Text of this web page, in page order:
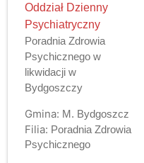
Oddział Dzienny
Psychiatryczny
Poradnia Zdrowia
Psychicznego w
likwidacji w
Bydgoszczy
Gmina: M. Bydgoszcz
Filia: Poradnia Zdrowia
Psychicznego